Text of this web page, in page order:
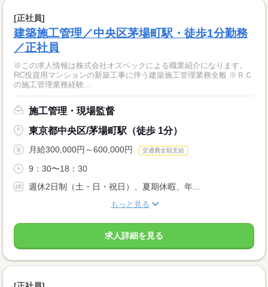
[正社員]
建築施工管理／中央区茅場町駅・徒歩1分勤務
／正社員
※この求人情報は株式会社オズペックによる職業紹介になります。
RC投資用マンションの新築工事に伴う建築施工管理業務全般 ※ＲＣ
の施工管理業務経験...
施工管理・現場監督
東京都中央区/茅場町駅（徒歩 1分）
月給300,000円～600,000円 交通費全額支給
9：30〜18：30
週休2日制（土・日・祝日）、夏期休暇、年...
もっと見る
求人詳細を見る